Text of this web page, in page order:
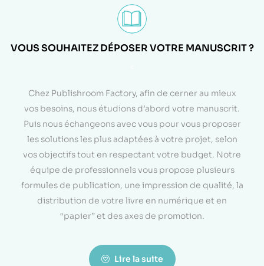
VOUS SOUHAITEZ DÉPOSER VOTRE MANUSCRIT ?
Chez Publishroom Factory, afin de cerner au mieux
vos besoins, nous étudions d’abord votre manuscrit.
Puis nous échangeons avec vous pour vous proposer
les solutions les plus adaptées à votre projet, selon
vos objectifs tout en respectant votre budget. Notre
équipe de professionnels vous propose plusieurs
formules de publication, une impression de qualité, la
distribution de votre livre en numérique et en
“papier” et des axes de promotion.
Lire la suite